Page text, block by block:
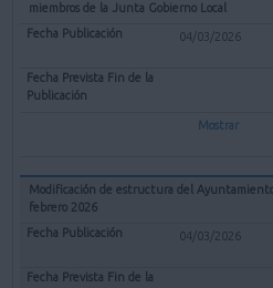
miembros de la Junta Gobierno Local
04/03/2026
Mostrar
Modificación de estructura del
febrero 2026
04/03/2026